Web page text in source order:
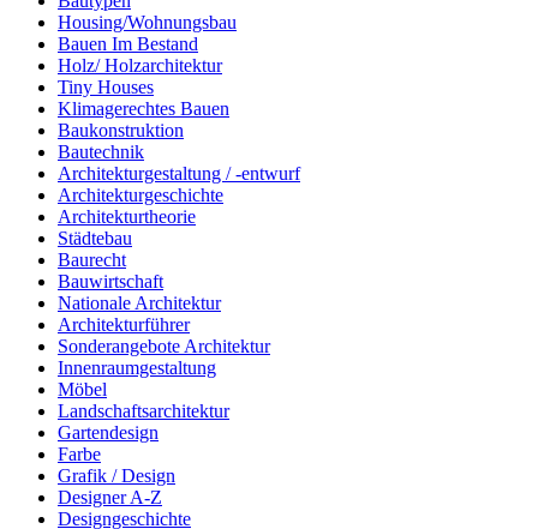
Housing/Wohnungsbau
Bauen Im Bestand
Holz/ Holzarchitektur
Tiny Houses
Klimagerechtes Bauen
Baukonstruktion
Bautechnik
Architekturgestaltung / -entwurf
Architekturgeschichte
Architekturtheorie
Städtebau
Baurecht
Bauwirtschaft
Nationale Architektur
Architekturführer
Sonderangebote Architektur
Innenraumgestaltung
Möbel
Landschaftsarchitektur
Gartendesign
Farbe
Grafik / Design
Designer A-Z
Designgeschichte